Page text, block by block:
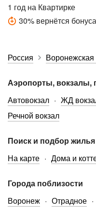
1 год на Квартирке
30% вернётся
Россия Воронежская
Аэропорты, вокзалы,
Автовокзал
ЖД
Речной вокзал
Поиск и подбор жилья
На карте
Дома и
Города поблизости
Воронеж
Отрадное